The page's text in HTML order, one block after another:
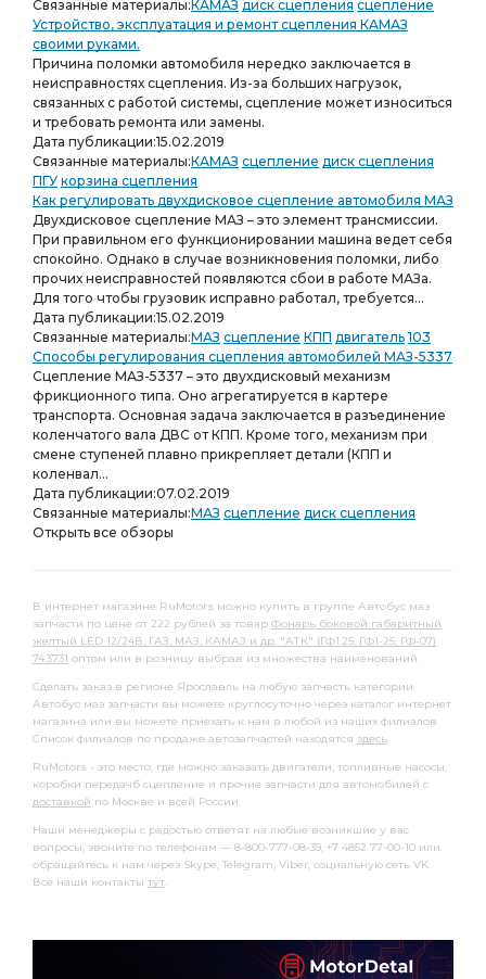
Связанные материалы: КАМАЗ диск сцепления сцепление
Устройство, эксплуатация и ремонт сцепления КАМАЗ
своими руками.
Причина поломки автомобиля нередко заключается в
неисправностях сцепления. Из-за больших нагрузок,
связанных с работой системы, сцепление может износиться
и требовать ремонта или замены.
Дата публикации:15.02.2019
Связанные материалы:КАМАЗ сцепление диск сцепления
ПГУ корзина сцепления
Как регулировать двухдисковое сцепление автомобиля МАЗ
Двухдисковое сцепление МАЗ – это элемент трансмиссии.
При правильном его функционировании машина ведет себя
спокойно. Однако в случае возникновения поломки, либо
прочих неисправностей появляются сбои в работе МАЗа.
Для того чтобы грузовик исправно работал, требуется...
Дата публикации:15.02.2019
Связанные материалы:МАЗ сцепление КПП двигатель 103
Способы регулирования сцепления автомобилей МАЗ-5337
Сцепление МАЗ-5337 – это двухдисковый механизм
фрикционного типа. Оно агрегатируется в картере
транспорта. Основная задача заключается в разъединение
коленчатого вала ДВС от КПП. Кроме того, механизм при
смене ступеней плавно прикрепляет детали (КПП и
коленвал...
Дата публикации:07.02.2019
Связанные материалы:МАЗ сцепление диск сцепления
Открыть все обзоры
В интернет магазине RuMotors можно купить в группе Автобус маз
запчасти по цене от 222 рублей за товар Фонарь боковой габаритный
желтый LED 12/24В, ГАЗ, МАЗ, КАМАЗ и др. "АТК" (ГФ1.25, ГФ1-25, ГФ-07)
74.3731 оптом или в розницу выбрав из множества наименований.
Сделать заказ в регионе Ярославль на любую запчасть категории
Автобус маз запчасти вы можете круглосуточно через каталог интернет
магазина или вы можете приехать к нам в любой из наших филиалов.
Список филиалов по продаже автозапчастей находятся здесь.
RuMotors - это место, где можно заказать двигатели, топливные насосы,
коробки передачб сцепление и прочие запчасти для автомобилей с
доставкой по Москве и всей России.
Наши менеджеры с радостью ответят на любые возникшие у вас
вопросы, звоните по телефонам — 8-800-777-08-39, +7 4852 77-00-10 или
обращайтесь к нам через Skype, Telegram, Viber, социальную сеть VK.
Все наши контакты тут.